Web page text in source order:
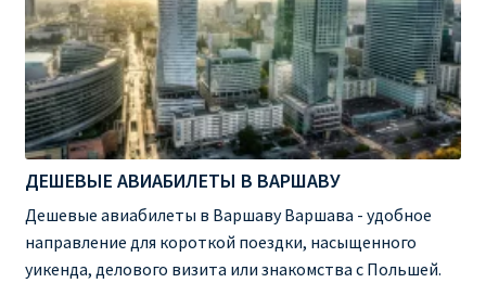
РАЙАНЭЙР НА РУССКОМ | КНФТФШК
РЕГИСТРАЦИЯ НА РЕЙС RYANAIR
Регистрация ребенка на рейс RYANAIR
Рождественские направления от € 9
ДЕШЕВЫЕ АВИАБИЛЕТЫ В ВАРШАВУ
Дешевые авиабилеты в Варшаву Варшава - удобное
направление для короткой поездки, насыщенного
уикенда, делового визита или знакомства с Польшей.